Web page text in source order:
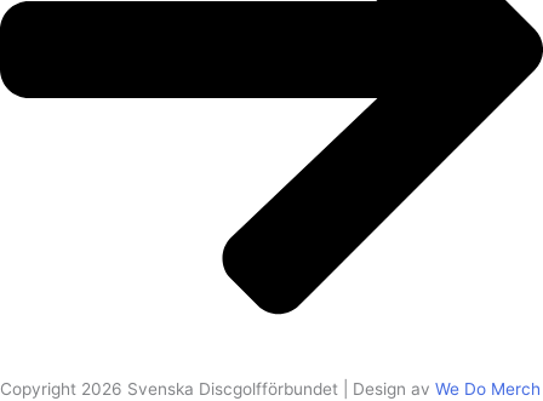
Copyright 2026 Svenska Discgolfförbundet | Design av We Do Merch